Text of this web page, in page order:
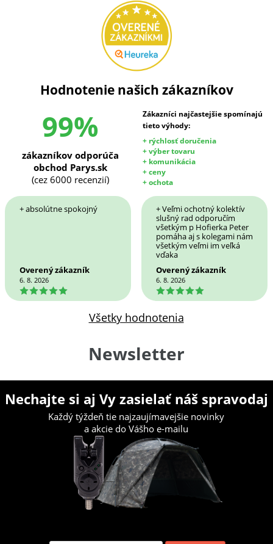
Hodnotenie našich zákazníkov
99%
Zákazníci najčastejšie spomínajú
tieto výhody:
+ rýchlosť doručenia
+ výber tovaru
+ komunikácia
+ ceny
+ ochota
zákazníkov odporúča
obchod Parys.sk
(cez 6000 recenzií)
+ absolútne spokojný
Overený zákazník
6. 8. 2026
5
+ Veľmi ochotný kolektív
slušný rad odporučím
všetkým p Hofierka Peter
pomáha aj s kolegami nám
všetkým veľmi im veľká
vďaka
Overený zákazník
6. 8. 2026
5
Všetky hodnotenia
Newsletter
Nechajte si aj Vy zasielať náš spravodaj
Každý týždeň tie najzaujímavejšie novinky
a akcie do Vášho e-mailu